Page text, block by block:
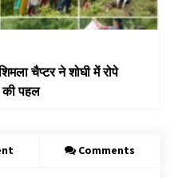
चैप्टर ने शोघी में रोपे
की पहल
Comments